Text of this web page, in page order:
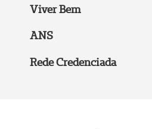
Viver Bem
ANS
Rede Credenciada